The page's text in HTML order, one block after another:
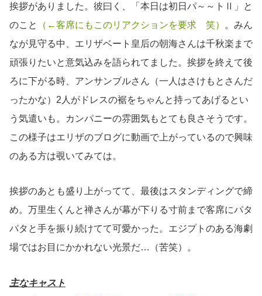
挨拶がありました。彼曰く、「本日は初日パ～～トⅡ」と
のこと
（←客席にもこのリアクションを要求 笑）
。みん
なが見守る中、エリザベート皇后の朝海さんは千秋楽まで
頑張りたいと意気込みを語られてました。挨拶を終えて後
ろに下がる時、アンサンブルさん（一人はさけもとさんだ
ったかな）2人がドレスの裾をちゃんと持ってあげるとい
う気遣いも。カンパニーの雰囲気もとても良さそうです。
この様子はエリザのブログに動画で上がっているので興味
のある方は覗いてみては。
挨拶のあとも盛り上がってて、最後はスタンディングで締
め。万里生くんと禅さんが幕が下りる寸前まで客席にパタ
パタと手を振り続けてて可愛かった。エジプトのある海劇
場ではお目にかかれない光景だ…（苦笑）。
主なキャスト